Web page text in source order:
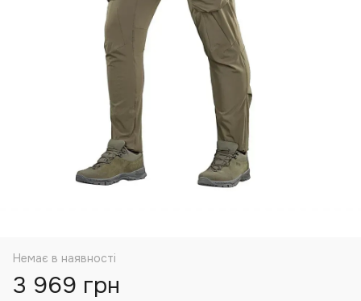
Немає в наявності
3 969 грн